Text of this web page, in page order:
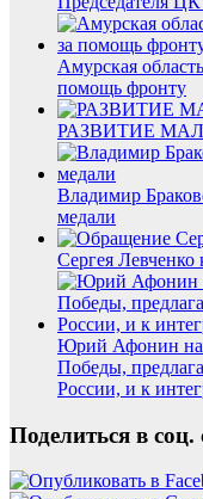
Амурская
помощь фронту
РАЗВИТИЕ
Владимир
медали
Сергея Левченко
Юрий Афонин на
Победы,
России, и к
Поделиться в соц.